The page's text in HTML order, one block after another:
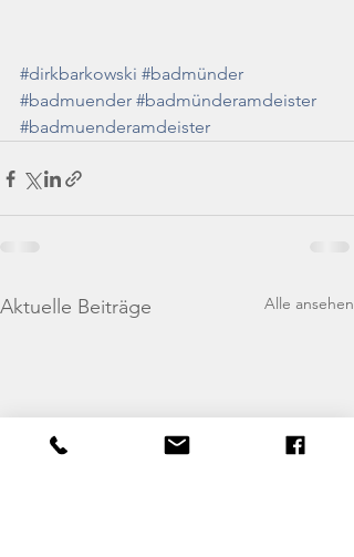
#dirkbarkowski #badmünder
#badmuender #badmünderamdeister
#badmuenderamdeister
Aktuelle Beiträge Alle ansehen